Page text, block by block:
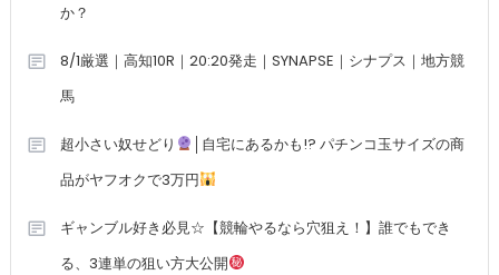
か？
8/1厳選｜高知10R｜20:20発走｜SYNAPSE｜シナプス｜地方競
馬
超小さい奴せどり
│自宅にあるかも!? パチンコ玉サイズの商
品がヤフオクで3万円
ギャンブル好き必見☆【競輪やるなら穴狙え！】誰でもでき
る、3連単の狙い方大公開